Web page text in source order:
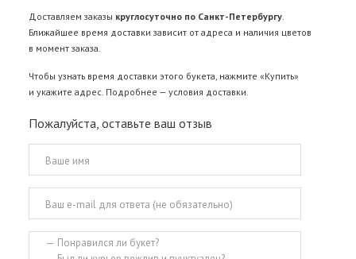
Доставляем заказы круглосуточно по Санкт-Петербургу.
Ближайшее время доставки зависит от адреса и наличия цветов
в момент заказа.
Чтобы узнать время доставки этого букета, нажмите «Купить»
и укажите адрес. Подробнее — условия доставки.
Пожалуйста, оставьте ваш отзыв